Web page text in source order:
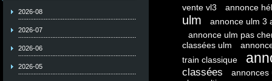
2026-08
2026-07
2026-06
2026-05
vente vl3
annonce
ulm
annonce ulm 3
annonce ulm pas
classées ulm
train classique
classées
annonces